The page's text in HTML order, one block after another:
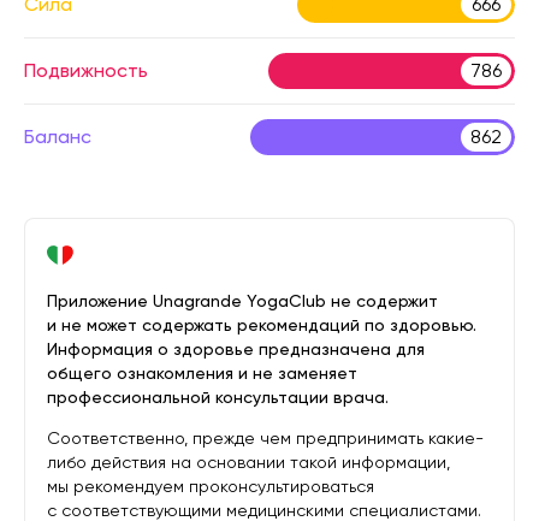
Подвижность 786
Баланс 862
Приложение Unagrande YogaClub не содержит
и не может содержать рекомендаций по здоровью.
Информация о здоровье предназначена для
общего ознакомления и не заменяет
профессиональной консультации врача.
Соответственно, прежде чем предпринимать какие-
либо действия на основании такой информации,
мы рекомендуем проконсультироваться
с соответствующими медицинскими специалистами.